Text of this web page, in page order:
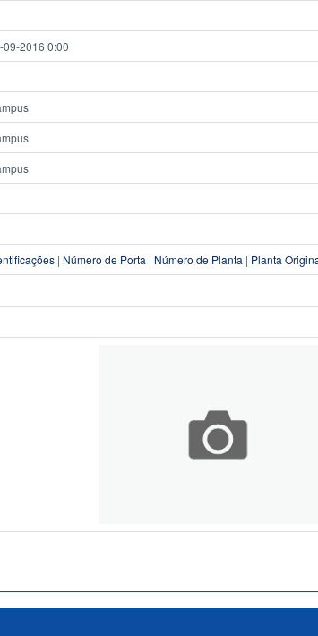
09-2016 0:00
| Número de Porta | Número de Planta | Planta